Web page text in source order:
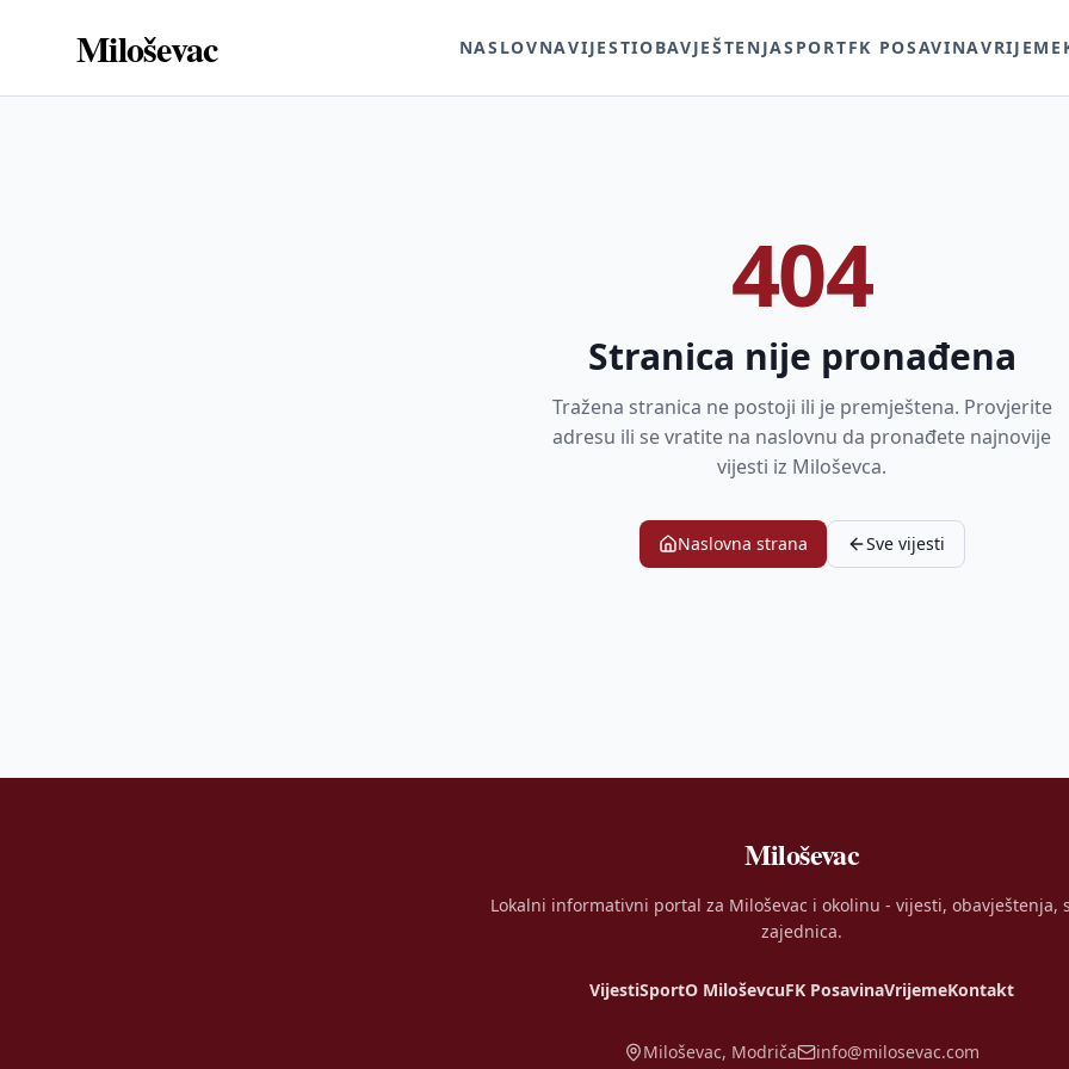
Miloševac NASLOVNAVIJESTIOBAVJEŠTENJASPORTFK POSAVINAVRIJEME
404
Stranica nije pronađena
Tražena stranica ne postoji ili je premještena. Provjerite
adresu ili se vratite na naslovnu da pronađete najnovije
vijesti iz Miloševca.
Naslovna strana Sve vijesti
Miloševac
Lokalni informativni portal za Miloševac i okolinu - vijesti, obavještenja,
zajednica.
VijestiSportO MiloševcuFK PosavinaVrijemeKontakt
Miloševac, Modriča info@milosevac.com